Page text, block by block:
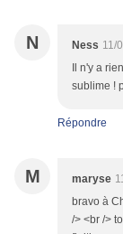
N Ness 11/
Il n'y a
sublime !
Répondre
M maryse
bravo à
/> <br />